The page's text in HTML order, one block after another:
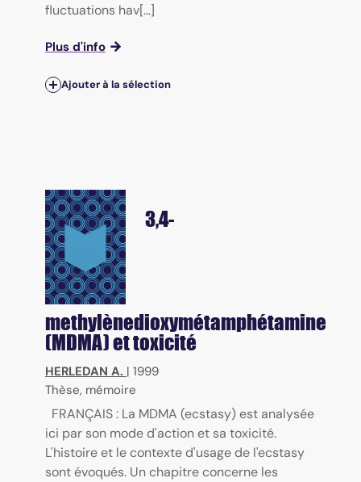
fluctuations hav[...]
Plus d'info
Ajouter à la sélection
3,4-
methylènedioxymétamphétamine
(MDMA) et toxicité
HERLEDAN A. | 1999
Thèse, mémoire
FRANÇAIS : La MDMA (ecstasy) est analysée
ici par son mode d'action et sa toxicité.
L'histoire et le contexte d'usage de l'ecstasy
sont évoqués. Un chapitre concerne les